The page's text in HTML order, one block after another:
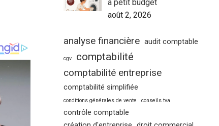
à petit budget
août 2, 2026
analyse financière audit comptable
cgv comptabilité
comptabilité entreprise
comptabilité simplifiée
conditions générales de vente conseils tva
contrôle comptable